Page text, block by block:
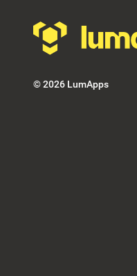
©2026 LumApps